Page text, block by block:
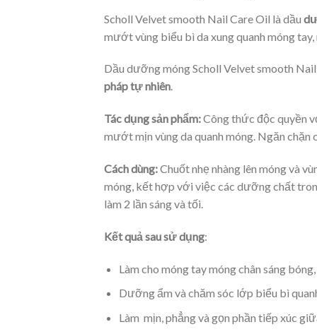
Scholl Velvet smooth Nail Care Oil là dầu
mướt vùng biểu bì da xung quanh móng tay,
Dầu dưỡng móng Scholl Velvet smooth
pháp tự nhiên.
Tác dụng sản phẩm:Công thức độc quyền
mướt mịn vùng da quanh móng. Ngăn
Cách dùng:Chuốt nhẹ nhàng lên móng và
móng, kết hợp với việc các dưỡng chất
làm 2 lần sáng và tối.
Kết quả sau sử dụng:
Làm cho móng tay móng chân sáng
Dưỡng ẩm và chăm sóc lớp biểu bì
Làm mịn, phẳng và gọn phần tiếp xúc